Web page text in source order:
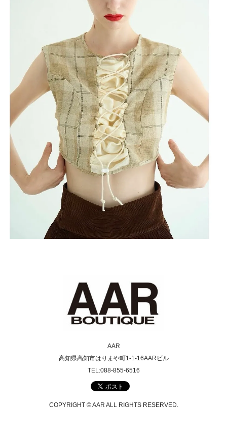
AAR
高知県高知市はりまや町1-1-16AARビル
TEL:088-855-6516
COPYRIGHT © AAR ALL RIGHTS RESERVED.